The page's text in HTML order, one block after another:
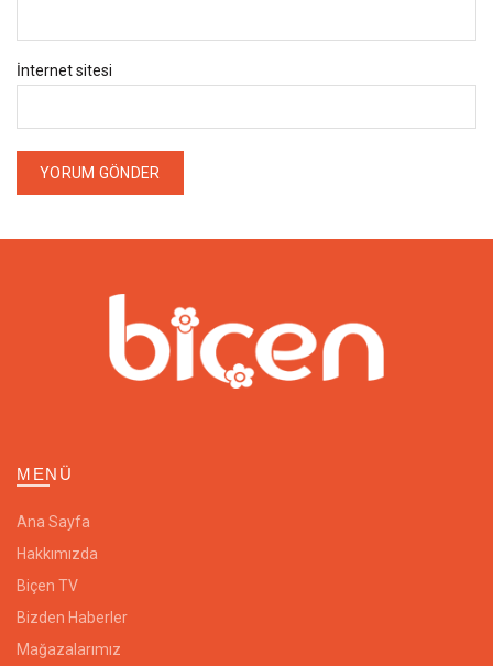
İnternet sitesi
MENÜ
Ana Sayfa
Hakkımızda
Biçen TV
Bizden Haberler
Mağazalarımız